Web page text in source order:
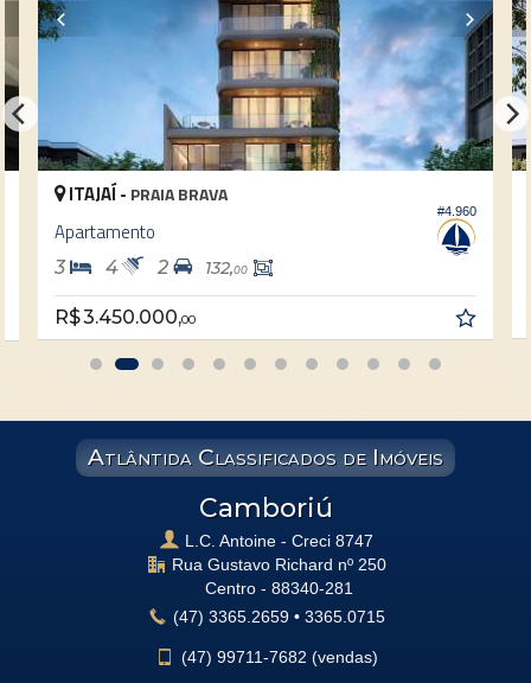
#4.960
ITAJAÍ - PRAIA BRAVA
Apartamento
3 4 2 132,00
R$ 3.450.000,00
Atlântida Classificados de Imóveis
Camboriú
L.C. Antoine - Creci 8747
Rua Gustavo Richard nº 250
Centro - 88340-281
(47) 3365.2659 • 3365.0715
(47) 99711-7682 (vendas)